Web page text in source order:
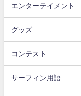
エンターテイメント
グッズ
コンテスト
サーフィン用語